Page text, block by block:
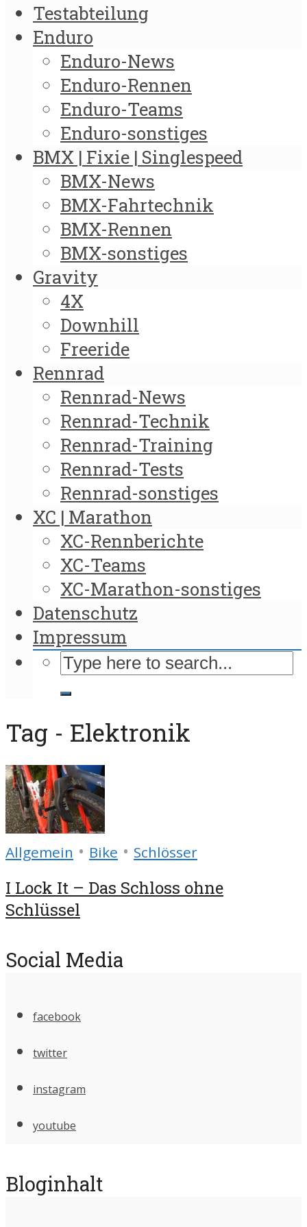
Testabteilung
Enduro
Enduro-News
Enduro-Rennen
Enduro-Teams
Enduro-sonstiges
BMX | Fixie | Singlespeed
BMX-News
BMX-Fahrtechnik
BMX-Rennen
BMX-sonstiges
Gravity
4X
Downhill
Freeride
Rennrad
Rennrad-News
Rennrad-Technik
Rennrad-Training
Rennrad-Tests
Rennrad-sonstiges
XC | Marathon
XC-Rennberichte
XC-Teams
XC-Marathon-sonstiges
Datenschutz
Impressum
Tag - Elektronik
Allgemein • Bike • Schlösser
I Lock It – Das Schloss ohne
Schlüssel
Social Media
facebook
twitter
instagram
youtube
Bloginhalt